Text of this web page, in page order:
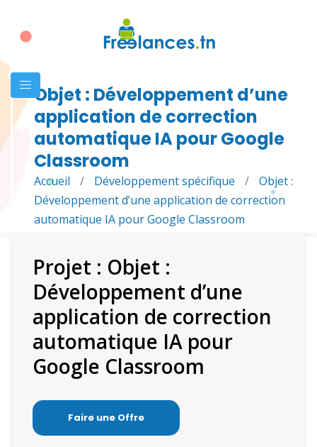
Objet : Développement d’une
application de correction
automatique IA pour Google
Classroom
Accueil / Développement spécifique /
Objet :
Développement d’une application de correction
automatique IA pour Google Classroom
Projet : Objet :
Développement d’une
application de correction
automatique IA pour
Google Classroom
Faire une Offre